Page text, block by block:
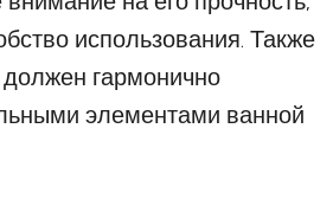
использования. Также
должен гармонично
элементами ванной